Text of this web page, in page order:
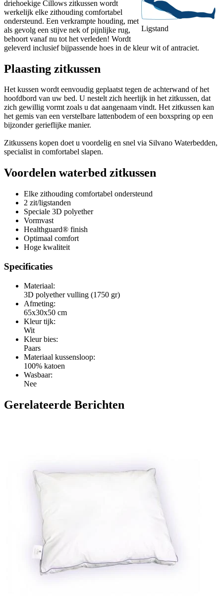
Ligstand
driehoekige Cillows zitkussen wordt
werkelijk elke zithouding comfortabel
ondersteund. Een verkrampte houding, met
als gevolg een stijve nek of pijnlijke rug,
behoort vanaf nu tot het verleden! Wordt
geleverd inclusief bijpassende hoes in de kleur wit of antraciet.
Plaasting zitkussen
Het kussen wordt eenvoudig geplaatst tegen de achterwand of het
hoofdbord van uw bed. U nestelt zich heerlijk in het zitkussen, dat
zich gewillig vormt zoals u dat aangenaam vindt. Het zitkussen kan
het gemis van een verstelbare lattenbodem of een boxspring op een
bijzonder gerieflijke manier.
Zitkussens kopen doet u voordelig en snel via Silvano Waterbedden,
specialist in comfortabel slapen.
Voordelen waterbed zitkussen
Elke zithouding comfortabel ondersteund
2 zit/ligstanden
Speciale 3D polyether
Vormvast
Healthguard® finish
Optimaal comfort
Hoge kwaliteit
Specificaties
Materiaal:
3D polyether vulling (1750 gr)
Afmeting:
65x30x50 cm
Kleur tijk:
Wit
Kleur bies:
Paars
Materiaal kussensloop:
100% katoen
Wasbaar:
Nee
Gerelateerde Berichten